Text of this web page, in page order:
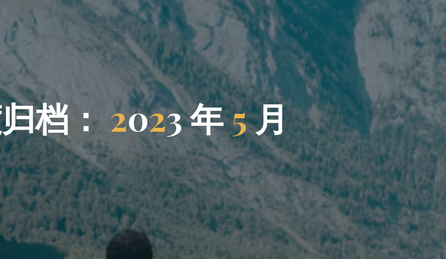
归归
档 ： 2023年5月月